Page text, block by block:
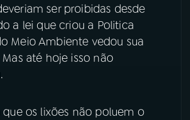
ser proibidas desde
a lei que criou a Politica
Meio Ambiente vedou sua
até hoje isso não
que os lixões não poluem o